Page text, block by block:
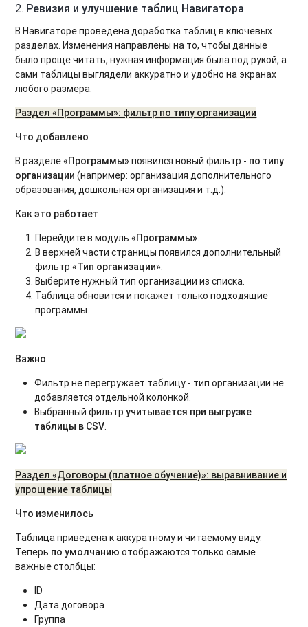
2. Ревизия и улучшение таблиц Навигатора
В Навигаторе проведена доработка таблиц в ключевых
разделах. Изменения направлены на то, чтобы данные
было проще читать, нужная информация была под рукой, а
сами таблицы выглядели аккуратно и удобно на экранах
любого размера.
Раздел «Программы»: фильтр по типу организации
Что добавлено
В разделе«Программы» появился новый фильтр - по типу
организации (например: организация дополнительного
образования, дошкольная организация и т.д.).
Как это работает
Перейдите в модуль«Программы».
В верхней части страницы появился дополнительный
фильтр«Тип организации».
Выберите нужный тип организации из списка.
Таблица обновится и покажет только подходящие
программы.
Важно
Фильтр не перегружает таблицу - тип организации не
добавляется отдельной колонкой.
Выбранный фильтручитывается при выгрузке
таблицы в CSV.
Раздел «Договоры (платное обучение)»: выравнивание и
упрощение таблицы
Что изменилось
Таблица приведена к аккуратному и читаемому виду.
Теперь по умолчанию отображаются только самые
важные столбцы:
ID
Дата договора
Группа